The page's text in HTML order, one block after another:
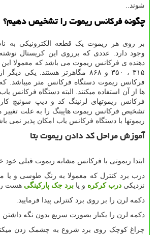
شوند..
چگونه فرکانس ریموت را تشخیص دهیم؟
بر روی هر ریموت یک قطعه الکترونیکی به
وجود دارد. عددی که برروی این کریستال
۳۱۵ ، ۳۵۰ و ۸۶۸ مگاهرتز هستند.
فرکانس ریموت دستگاه فرکانس متر میباشد.
ها از آن استفاده میکنند. البته دستگاه فرکانس
فرکانس ریموتهای لرنینگ کد و دیپ سوئیچ
تشخیص فرکانس ریموت هاپینگ را به علت تغییر
ریموتها با دستگاه فرکانس یاب امکان پذیر نمی
آموزش مراحل کد دادن ریموت بتا
ابتدا ریموتی با فرکانس مشابه ریموت قبلی خود
درب برد کنترل که معمولا به رنگ طوسی و یا
نزدیکی درب کرکره و یا برد جک پارکینگی هست را
دکمه لرن را بر روی برد کنترلی پیدا فرمایید.
دکمه لرن را یکبار بصورت سریع بدون نگه داشتن